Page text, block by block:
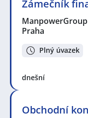
Zámečník
Praha
Plný úvazek
dnešní
Obchodní